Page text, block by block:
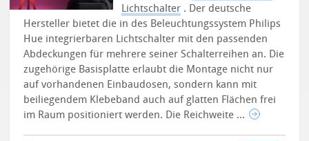
Lichtschalter . Der deutsche
Hersteller bietet die in des Beleuchtungssystem Philips
Hue integrierbaren Lichtschalter mit den passenden
Abdeckungen für mehrere seiner Schalterreihen an. Die
zugehörige Basisplatte erlaubt die Montage nicht nur
auf vorhandenen Einbaudosen, sondern kann mit
beiliegendem Klebeband auch auf glatten Flächen frei
im Raum positioniert werden. Die Reichweite ...